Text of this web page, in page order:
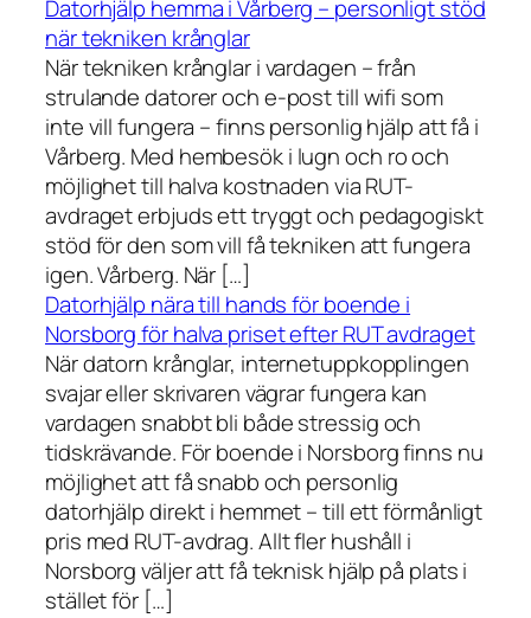
Datorhjälp hemma i Vårberg – personligt stöd
när tekniken krånglar
När tekniken krånglar i vardagen – från
strulande datorer och e-post till wifi som
inte vill fungera – finns personlig hjälp att få i
Vårberg. Med hembesök i lugn och ro och
möjlighet till halva kostnaden via RUT-
avdraget erbjuds ett tryggt och pedagogiskt
stöd för den som vill få tekniken att fungera
igen. Vårberg. När […]
Datorhjälp nära till hands för boende i
Norsborg för halva priset efter RUT avdraget
När datorn krånglar, internetuppkopplingen
svajar eller skrivaren vägrar fungera kan
vardagen snabbt bli både stressig och
tidskrävande. För boende i Norsborg finns nu
möjlighet att få snabb och personlig
datorhjälp direkt i hemmet – till ett förmånligt
pris med RUT-avdrag. Allt fler hushåll i
Norsborg väljer att få teknisk hjälp på plats i
stället för […]